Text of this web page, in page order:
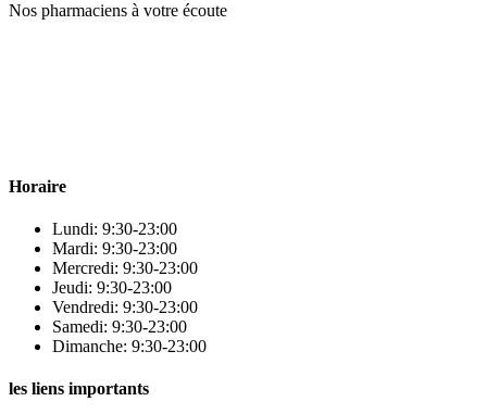
Nos pharmaciens à votre écoute
Horaire
Lundi: 9:30-23:00
Mardi: 9:30-23:00
Mercredi: 9:30-23:00
Jeudi: 9:30-23:00
Vendredi: 9:30-23:00
Samedi: 9:30-23:00
Dimanche: 9:30-23:00
les liens importants